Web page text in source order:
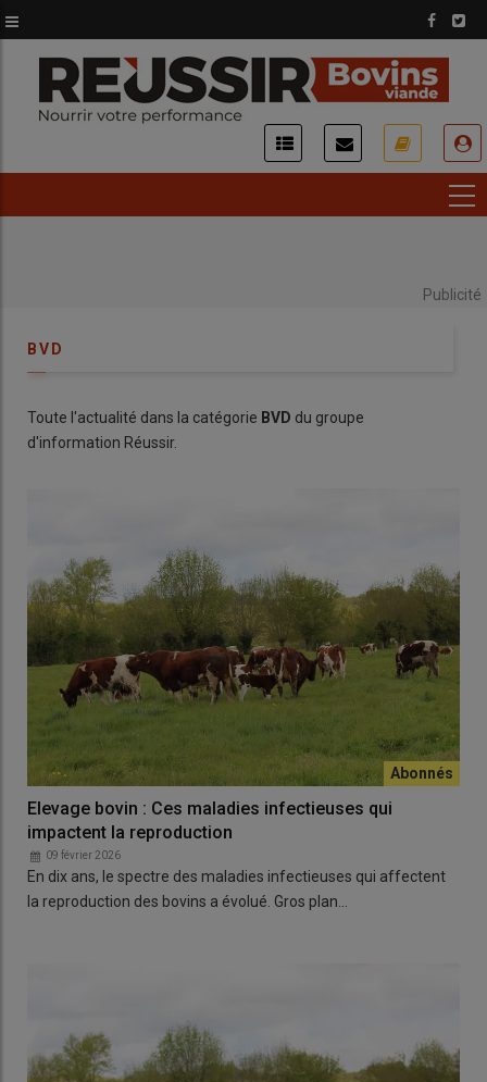
au
contenu
principal
Publicité
BVD
Toute l'actualité dans la catégorie BVD du groupe
d'information Réussir.
Elevage bovin : Ces maladies infectieuses qui
impactent la reproduction
09 février 2026
En dix ans, le spectre des maladies infectieuses qui affectent
la reproduction des bovins a évolué. Gros plan…